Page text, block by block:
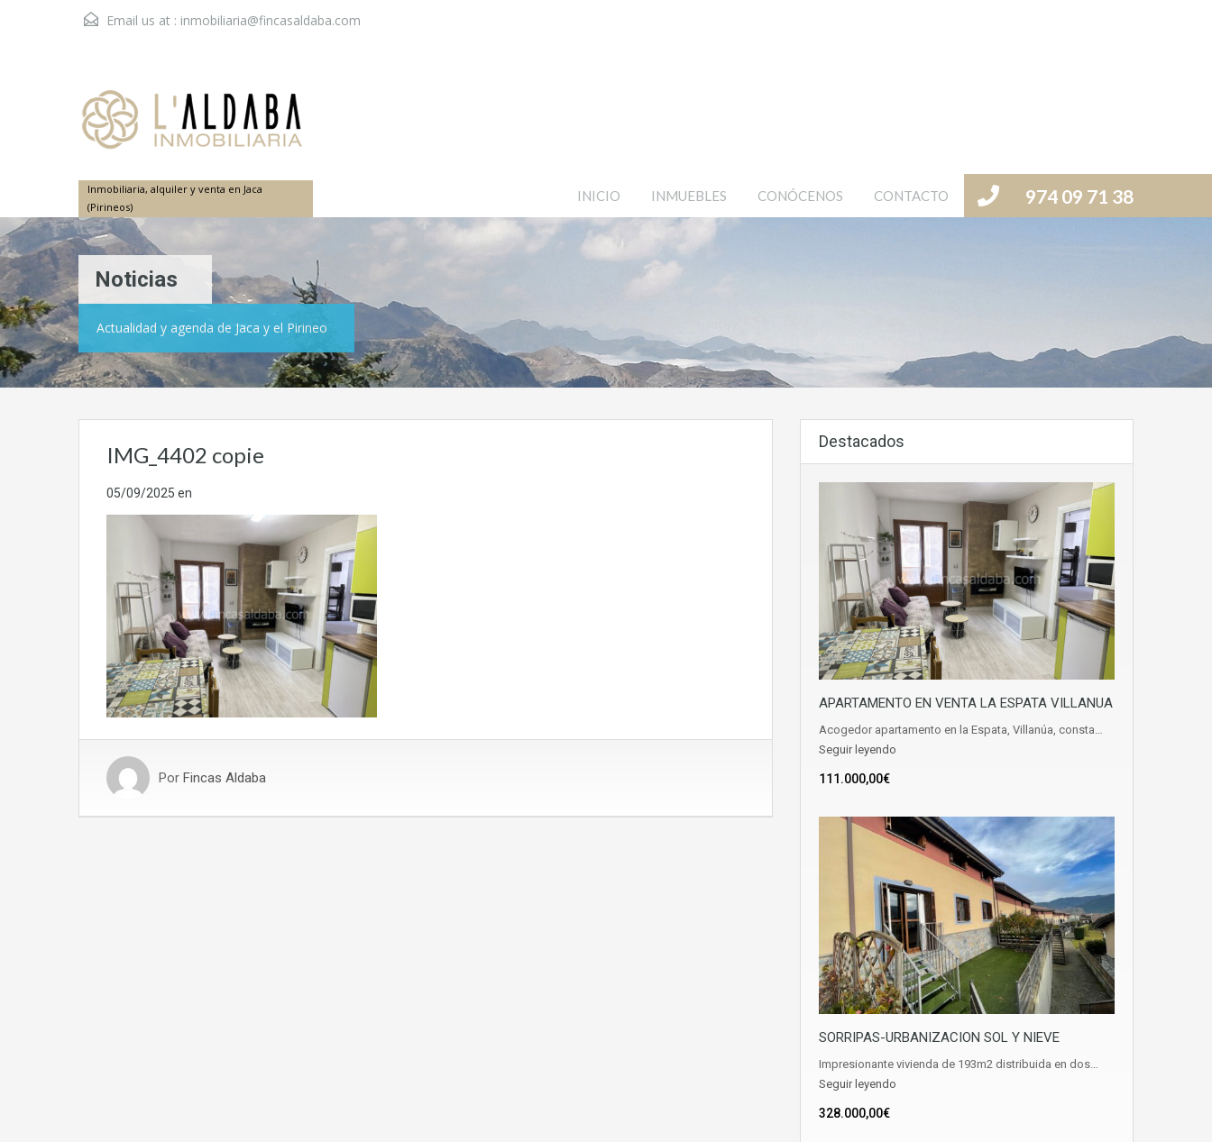
Email us at : inmobiliaria@fincasaldaba.com
Inmobiliaria, alquiler y venta en Jaca
(Pirineos)
974 09 71 38
INICIO INMUEBLES CONÓCENOS CONTACTO
Noticias
Actualidad y agenda de Jaca y el Pirineo
IMG_4402 copie
05/09/2025 en
Por Fincas Aldaba
Destacados
APARTAMENTO EN VENTA LA ESPATA VILLANUA
Acogedor apartamento en la Espata, Villanúa, consta…
Seguir leyendo
111.000,00€
SORRIPAS-URBANIZACION SOL Y NIEVE
Impresionante vivienda de 193m2 distribuida en dos…
Seguir leyendo
328.000,00€